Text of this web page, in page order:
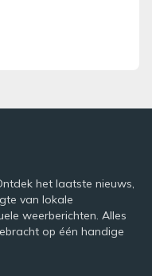
het laatste nieuws,
van lokale
weerberichten. Alles
op één handige